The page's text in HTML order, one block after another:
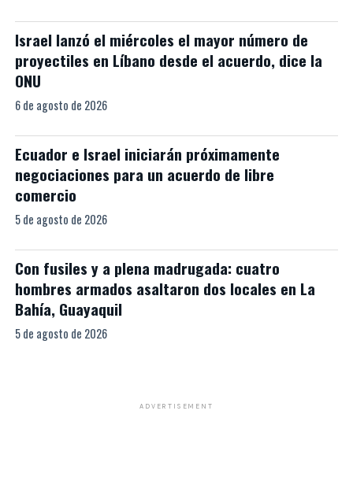
Israel lanzó el miércoles el mayor número de
proyectiles en Líbano desde el acuerdo, dice la
ONU
6 de agosto de 2026
Ecuador e Israel iniciarán próximamente
negociaciones para un acuerdo de libre
comercio
5 de agosto de 2026
Con fusiles y a plena madrugada: cuatro
hombres armados asaltaron dos locales en La
Bahía, Guayaquil
5 de agosto de 2026
ADVERTISEMENT